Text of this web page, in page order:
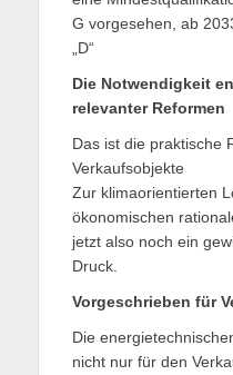
G vorgesehen, ab
„D“
Die Notwendigkeit
relevanter Reformen
Das ist die praktische
Verkaufsobjekte
Zur klimaorientierten
ökonomischen
jetzt also noch ein
Druck.
Vorgeschrieben für
Die
nicht nur für den